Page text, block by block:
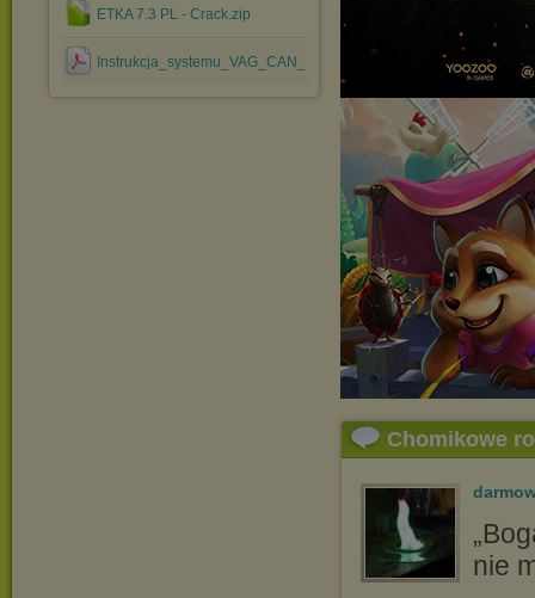
ETKA 7.3 PL - Crack.zip
Instrukcja_systemu_VAG_CAN_PROFESSIONAL.pdf
Chomikowe
nie